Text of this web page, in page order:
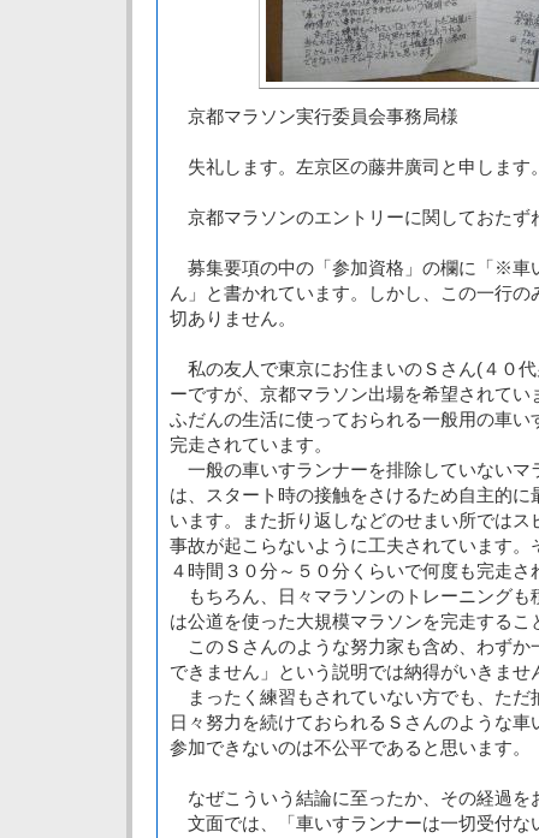
京都マラソン実行委員会事務局様
失礼します。左京区の藤井廣司と申します
京都マラソンのエントリーに関しておたず
募集要項の中の「参加資格」の欄に「※車
ん」と書かれています。しかし、この一行
切ありません。
私の友人で東京にお住まいのＳさん(４０
ーですが、京都マラソン出場を希望されて
ふだんの生活に使っておられる一般用の車い
完走されています。
一般の車いすランナーを排除していないマ
は、スタート時の接触をさけるため自主的
います。また折り返しなどのせまい所では
事故が起こらないように工夫されています。
４時間３０分～５０分くらいで何度も完走さ
もちろん、日々マラソンのトレーニングも
は公道を使った大規模マラソンを完走するこ
このＳさんのような努力家も含め、わずか
できません」という説明では納得がいきませ
まったく練習もされていない方でも、ただ
日々努力を続けておられるＳさんのような
参加できないのは不公平であると思います。
なぜこういう結論に至ったか、その経過を
文面では、「車いすランナーは一切受付な